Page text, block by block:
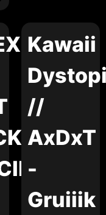
Kawaii
//
AxDxT
-
Gruiiik